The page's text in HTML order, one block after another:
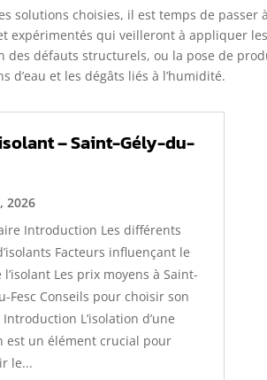
solutions choisies, il est temps de
expérimentés qui veilleront à appliquer
des défauts structurels, ou la pose de
d’eau et les dégâts liés à l’humidité.
– Saint-Gély-du-
2026
Introduction Les différents
Facteurs influençant le
l’isolant Les prix moyens à Saint-
Fesc Conseils pour choisir son
L’isolation d’une
est un élément crucial pour
le...